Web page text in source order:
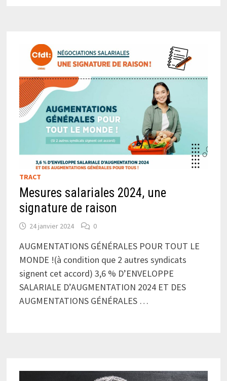
TRACT
Mesures salariales 2024, une
signature de raison
24 janvier 2024 0
AUGMENTATIONS GÉNÉRALES POUR TOUT LE
MONDE !(à condition que 2 autres syndicats
signent cet accord) 3,6 % D’ENVELOPPE
SALARIALE D’AUGMENTATION 2024 ET DES
AUGMENTATIONS GÉNÉRALES …